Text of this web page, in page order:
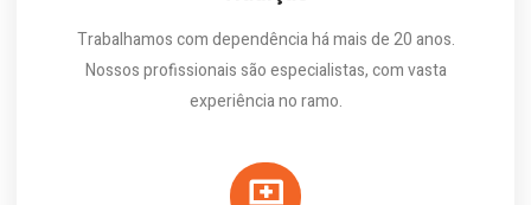
Trabalhamos com dependência há mais de 20 anos.
Nossos profissionais são especialistas, com vasta
experiência no ramo.